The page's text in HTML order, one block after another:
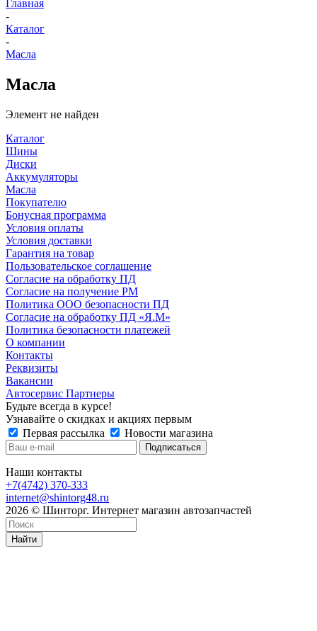
Главная
-
Каталог
-
Масла
Масла
Элемент не найден
Каталог
Шины
Диски
Аккумуляторы
Масла
Покупателю
Бонусная программа
Условия оплаты
Условия доставки
Гарантия на товар
Пользовательское соглашение
Согласие на обработку ПД
Согласие на получение РМ
Политика ООО безопасности ПД
Согласие на обработку ПД «Я.М»
Политика безопасности платежей
О компании
Контакты
Реквизиты
Вакансии
Автосервис Партнеры
Будьте всегда в курсе!
Узнавайте о скидках и акциях первым
Первая рассылка
Новости магазина
Наши контакты
+7(4742) 370-333
internet@shintorg48.ru
2026 © Шинторг. Интернет магазин автозапчастей
Найти